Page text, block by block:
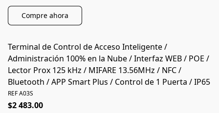
Compre ahora
Terminal de Control de Acceso Inteligente /
Administración 100% en la Nube / Interfaz WEB / POE /
Lector Prox 125 kHz / MIFARE 13.56MHz / NFC /
Bluetooth / APP Smart Plus / Control de 1 Puerta / IP65
REF A03S
$2 483.00